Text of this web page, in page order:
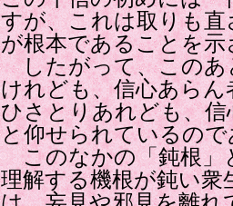
すが、これは取りも
が根本であることを
したがって、このあ
けれども、信心あら
ひさとりあれども、
と仰せられているの
このなかの「鈍根」
理解する機根が鈍い衆